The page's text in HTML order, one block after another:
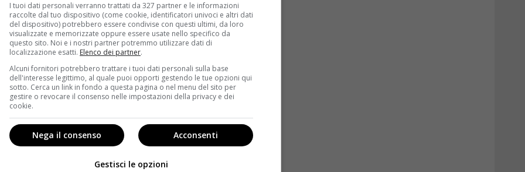
da presa
formali integrati da un tirocinio sul campo che
assidua di quei festival dove il cinema
È in questi spazi — spesso lontani dai riflettori —
aule, ma nell’incontro tra un’idea e la realtà
I tuoi dati personali verranno trattati da 327 partner e le informazioni
raccolte dal tuo dispositivo (come cookie, identificatori univoci e altri dati
del dispositivo) potrebbero essere condivise con questi ultimi, da loro
visualizzate e memorizzate oppure essere usate nello specifico da
questo sito. Noi e i nostri partner potremmo utilizzare dati di
localizzazione esatti. Elenco dei partner.
Alcuni fornitori potrebbero trattare i tuoi dati personali sulla base
dell'interesse legittimo, al quale puoi opporti gestendo le tue opzioni qui
sotto. Cerca un link in fondo a questa pagina o nel menu del sito per
gestire o revocare il consenso nelle impostazioni della privacy e dei
cookie.
Acconsenti
Nega il consenso
Gestisci le opzioni